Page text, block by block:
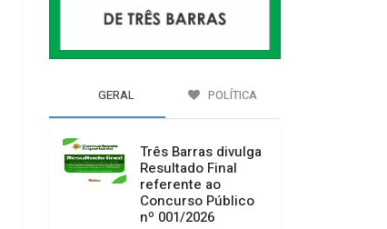
GERAL POLÍTICA
Três Barras divulga
Resultado Final
referente ao
Concurso Público
nº 001/2026